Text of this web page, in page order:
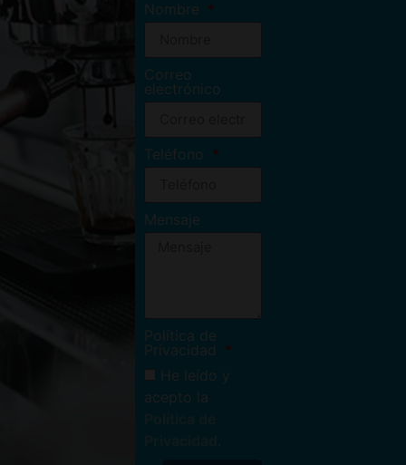
Nombre
Correo
electrónico
Teléfono
Mensaje
Política de
Privacidad
He leído y
acepto la